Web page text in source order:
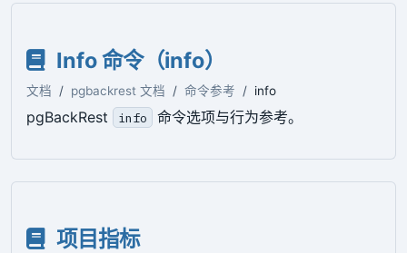
Info 命令（info）
文档 pgbackrest 文档 命令参考 info
pgBackRest info 命令选项与行为参考。
项目指标